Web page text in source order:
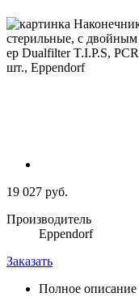
19 027 руб.
Производитель
Eppendorf
Заказать
Полное описание